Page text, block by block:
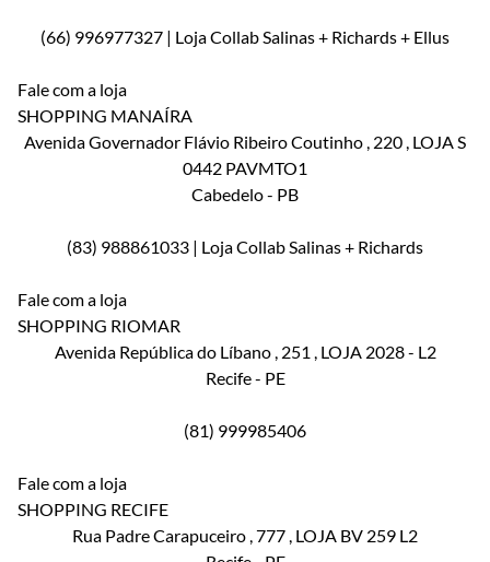
(66) 996977327 | Loja Collab Salinas + Richards + Ellus
Fale com a loja
SHOPPING MANAÍRA
Avenida Governador Flávio Ribeiro Coutinho , 220 , LOJA S
0442 PAVMTO1
Cabedelo- PB
(83) 988861033 | Loja Collab Salinas + Richards
Fale com a loja
SHOPPING RIOMAR
Avenida República do Líbano , 251
, LOJA 2028 - L2
Recife- PE
(81) 999985406
Fale com a loja
SHOPPING RECIFE
Rua Padre Carapuceiro , 777 , LOJA BV 259 L2